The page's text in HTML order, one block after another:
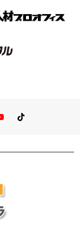
You TubeTikTok